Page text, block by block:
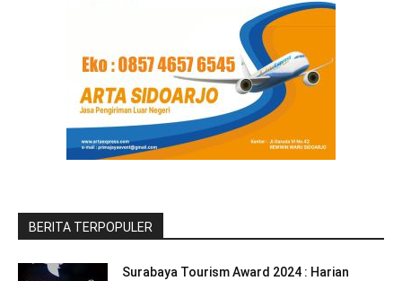
BERITA TERPOPULER
Surabaya Tourism Award 2024 : Harian